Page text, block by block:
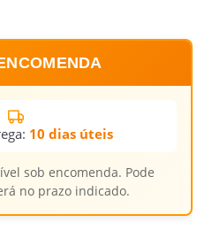
10 dias úteis
sob encomenda. Pode
no prazo indicado.